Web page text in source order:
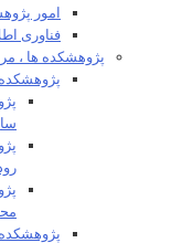
امور
فناوری
پژوهشکده ها ،